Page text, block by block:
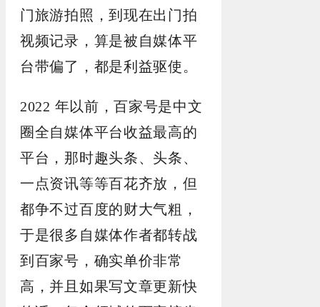
门旅游拍照，到现在出门拍
视频记录，算是被自媒体平
台带偏了，都是利益驱使。
2022 年以前，百家号是中文
圈全自媒体平台收益最高的
平台，那时趣头条、头条、
一点资讯等等百花齐放，但
都争不过百度的财大气粗，
于是很多自媒体作者都转战
到百家号，确实单价非常
高，并且如果写文章更新快